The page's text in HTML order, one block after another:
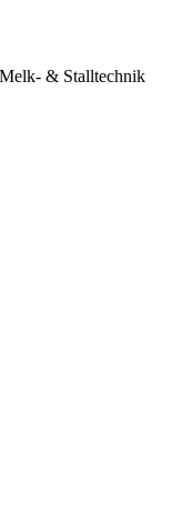
& Stalltechnik